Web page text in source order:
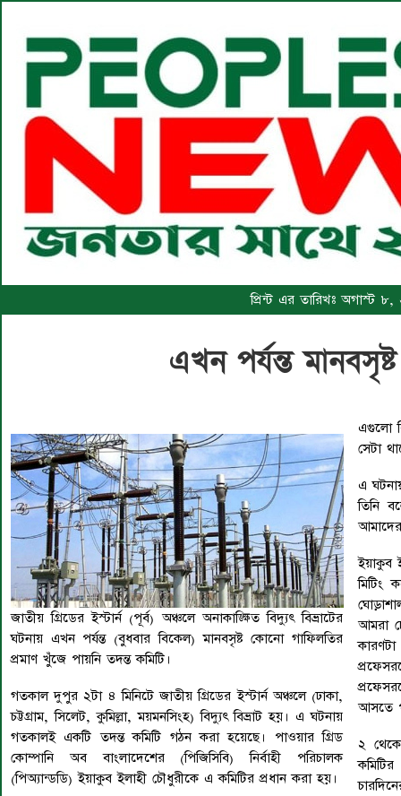
প্রিন্ট এর তারিখঃ অগাস্ট
এখন পর্যন্ত
জাতীয় গ্রিডের ইস্টার্ন (পূর্ব) অঞ্চলে অনাকাঙ্ক্ষিত বিদ্যুৎ বিভ্রাটের
ঘটনায় এখন পর্যন্ত (বুধবার বিকেল) মানবসৃষ্ট কোনো গাফিলতির
প্রমাণ খুঁজে পায়নি তদন্ত কমিটি।
গতকাল দুপুর ২টা ৪ মিনিটে জাতীয় গ্রিডের ইস্টার্ন অঞ্চলে (ঢাকা,
চট্টগ্রাম, সিলেট, কুমিল্লা, ময়মনসিংহ) বিদ্যুৎ বিভ্রাট হয়। এ ঘটনায়
গতকালই একটি তদন্ত কমিটি গঠন করা হয়েছে। পাওয়ার গ্রিড
কোম্পানি অব বাংলাদেশের (পিজিসিবি) নির্বাহী পরিচালক
(পিঅ্যান্ডডি) ইয়াকুব ইলাহী চৌধুরীকে এ কমিটির প্রধান করা হয়।
এগুলো
সেটা
এ
তিনি
ইয়াকুব
আমরা
আসতে
২